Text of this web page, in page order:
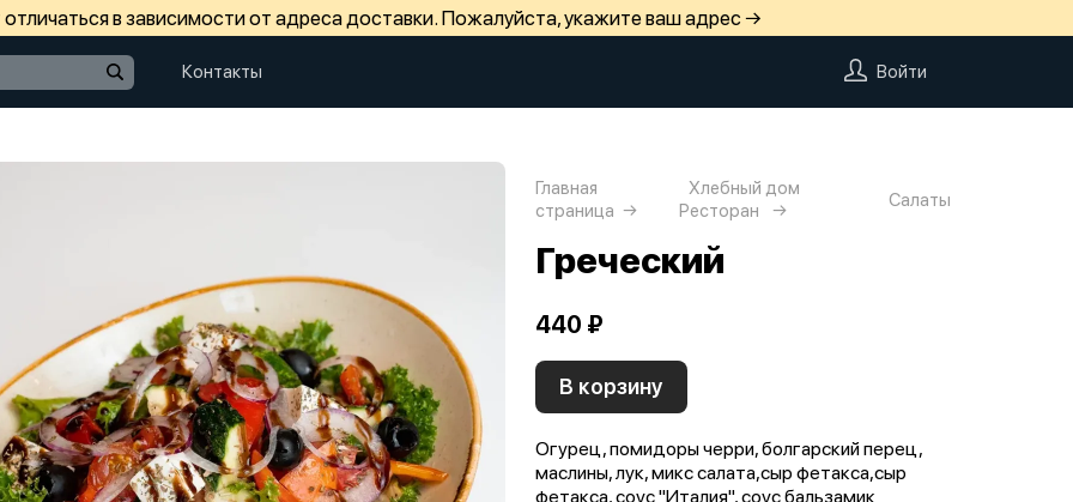
в зависимости от адреса доставки. Пожалуйста, укажите ваш адрес →
Контакты Войти
Главная
страница
Хлебный дом
Ресторан
Салаты
Греческий
440 ₽
В корзину
Огурец, помидоры черри, болгарский перец,
маслины, лук, микс салата,сыр фетакса,сыр
фетакса, соус "Италия", соус бальзамик